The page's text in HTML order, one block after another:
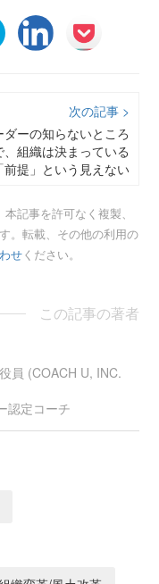
次の記事 >
ダーの知らないところ
、組織は決まっている
提」という見えない
記事を許可なく複製、
。転載、その他の利用の
せください。
この記事の著者
員 (COACH U, INC.
認定コーチ